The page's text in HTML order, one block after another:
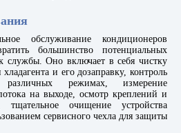
обслуживание кондиционеров
большинство потенциальных
службы. Оно включает в себя чистку
и его дозаправку, контроль
различных режимах, измерение
на выходе, осмотр креплений и
тщательное очищение устройства
сервисного чехла для защиты